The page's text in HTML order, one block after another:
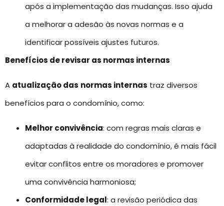
após a implementação das mudanças. Isso ajuda
a melhorar a adesão às novas normas e a
identificar possíveis ajustes futuros.
Benefícios de revisar as normas internas
A atualização das normas internas traz diversos
benefícios para o condomínio, como:
Melhor convivência: com regras mais claras e
adaptadas à realidade do condomínio, é mais fácil
evitar conflitos entre os moradores e promover
uma convivência harmoniosa;
Conformidade legal: a revisão periódica das